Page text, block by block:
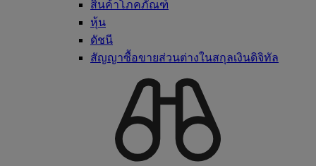
สินค้าโภคภัณฑ์
หุ้น
ดัชนี
สัญญาซื้อขายส่วนต่างในสกุลเงินดิจิทัล